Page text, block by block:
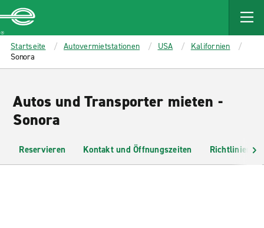
MAIN
CONTENT
Enterprise
Startseite Autovermietstationen USA
Kalifornien
Sonora
Autos und Transporter mieten -
Sonora
Reservieren Kontakt und Öffnungszeiten Richtlinien